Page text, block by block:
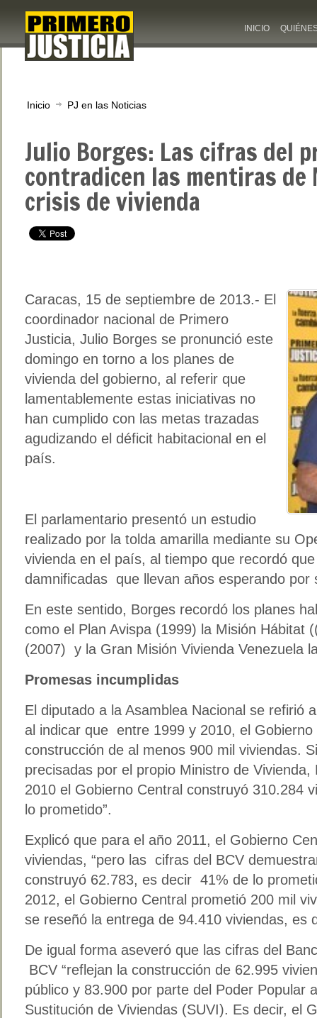
INICIO
Inicio PJ en las Noticias
Julio Borges: Las cifras del
contradicen las mentiras de
crisis de vivienda
Caracas, 15 de septiembre de 2013.- El
coordinador nacional de Primero
Justicia, Julio Borges se pronunció este
domingo en torno a los planes de
vivienda del gobierno, al referir que
lamentablemente estas iniciativas no
han cumplido con las metas trazadas
agudizando el déficit habitacional en el
país.
El parlamentario presentó un estudio
realizado por la tolda amarilla mediante su
vivienda en el país, al tiempo que recordó
damnificadas que llevan años esperando por
En este sentido, Borges recordó los planes
como el Plan Avispa (1999) la Misión Hábitat
(2007) y la Gran Misión Vivienda Venezuela
Promesas incumplidas
El diputado a la Asamblea Nacional se refirió
al indicar que entre 1999 y 2010, el
construcción de al menos 900 mil viviendas.
precisadas por el propio Ministro de
2010 el Gobierno Central construyó 310.284
lo prometido”.
Explicó que para el año 2011, el Gobierno
viviendas, “pero las cifras del BCV
construyó 62.783, es decir 41% de lo
2012, el Gobierno Central prometió 200 mil
se reseñó la entrega de 94.410 viviendas, es
De igual forma aseveró que las cifras del
BCV “reflejan la construcción de 62.995
público y 83.900 por parte del Poder Popular
Sustitución de Viviendas (SUVI). Es decir, el